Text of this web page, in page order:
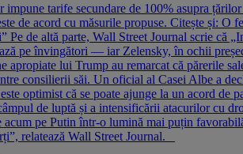
tarife secundare de 100% asupra
de acord cu măsurile propuse. Citește și: O
de altă parte, Wall Street Journal scrie că
pe învingători — iar Zelensky, în ochii
lui Trump au remarcat că părerile
consilierii săi. Un oficial al Casei Albe a
optimist că se poate ajunge la un acord de
de luptă și a intensificării atacurilor cu
pe Putin într-o lumină mai puțin
relatează Wall Street Journal.